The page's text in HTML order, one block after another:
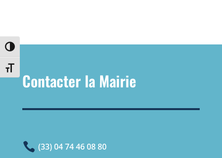
Passer en contraste élevé
Changer la taille de la police
Contacter la Mairie
 (33) 04 74 46 08 80